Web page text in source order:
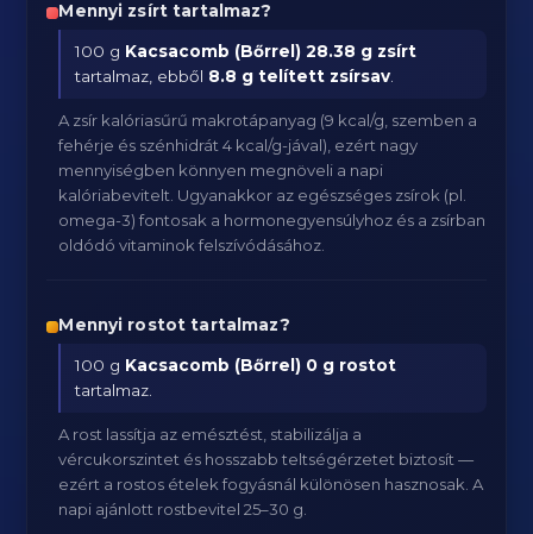
Mennyi zsírt tartalmaz?
100 g Kacsacomb (Bőrrel) 28.38 g zsírt
tartalmaz, ebből 8.8 g telített zsírsav
A zsír kalóriasűrű makrotápanyag (9 kcal/g, szemben a
fehérje és szénhidrát 4 kcal/g-jával), ezért nagy
mennyiségben könnyen megnöveli a napi
kalóriabevitelt. Ugyanakkor az egészséges zsírok (pl.
omega-3) fontosak a hormonegyensúlyhoz és a zsírban
oldódó vitaminok felszívódásához.
Mennyi rostot tartalmaz?
100 g Kacsacomb (Bőrrel) 0 g rostot
tartalmaz.
A rost lassítja az emésztést, stabilizálja a
vércukorszintet és hosszabb teltségérzetet biztosít —
ezért a rostos ételek fogyásnál különösen hasznosak. A
napi ajánlott rostbevitel 25–30 g.